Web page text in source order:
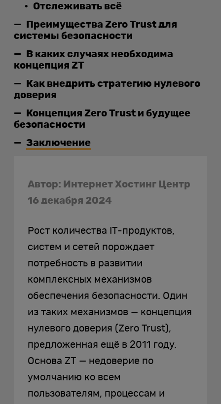
Автор: Интернет Хостинг Центр
16 декабря 2024
Рост количества IT-продуктов,
систем и сетей порождает
потребность в развитии
комплексных механизмов
обеспечения безопасности. Один
из таких механизмов — концепция
нулевого доверия (Zero Trust),
предложенная ещё в 2011 году.
Основа ZT — недоверие по
умолчанию ко всем
пользователям, процессам и
Отслеживать всё
Преимущества Zero Trust для
системы безопасности
В каких случаях необходима
концепция ZT
Как внедрить стратегию нулевого
доверия
Концепция Zero Trust и будущее
безопасности
Заключение